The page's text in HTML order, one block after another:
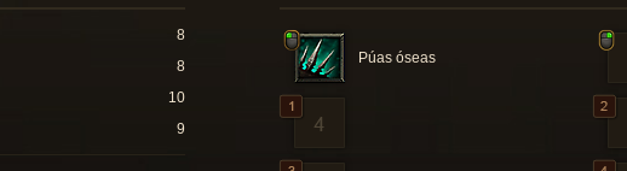
Púas óseas
8
8
10
9